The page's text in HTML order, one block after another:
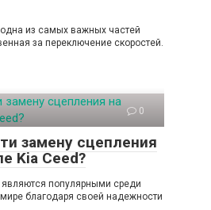
из самых важных частей
за переключение скоростей.
0
замену сцепления
Kia Ceed?
популярными среди
благодаря своей надежности